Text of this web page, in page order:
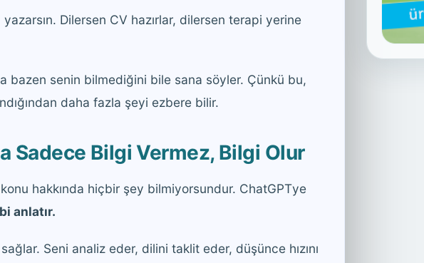
Dilersen CV hazırlar, dilersen terapi yerine
bazen senin bilmediğini bile sana söyler. Çünkü bu,
daha fazla şeyi ezbere bilir.
Sadece Bilgi Vermez, Bilgi Olur
hakkında hiçbir şey bilmiyorsundur. ChatGPTye
anlatır.
Seni analiz eder, dilini taklit eder, düşünce hızını